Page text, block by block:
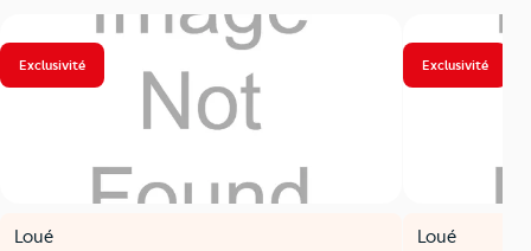
Exclusivité
Loué
Exclusivité
Loué